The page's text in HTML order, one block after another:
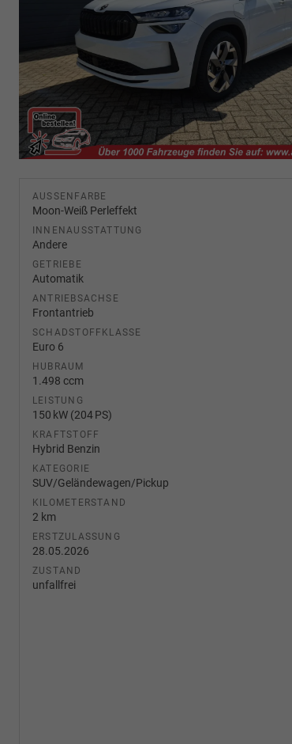
AUSSENFARBE
Moon-Weiß Perleffekt
INNENAUSSTATTUNG
Andere
GETRIEBE
Automatik
ANTRIEBSACHSE
Frontantrieb
SCHADSTOFFKLASSE
Euro 6
HUBRAUM
1.498 ccm
LEISTUNG
150 kW (204 PS)
KRAFTSTOFF
Hybrid Benzin
KATEGORIE
SUV/Geländewagen/Pickup
KILOMETERSTAND
2 km
ERSTZULASSUNG
28.05.2026
ZUSTAND
unfallfrei